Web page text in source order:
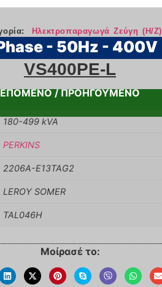
Ηλεκτροπαραγωγά Ζεύγη (Η/Ζ)
- 50Hz - 400V
VS400PE-L
ΕΠΟΜΕΝΟ / ΠΡΟΗΓΟΥΜΕΝΟ
Μοίρασέ το:
180-499 kVA
PERKINS
2206A-E13TAG2
LEROY SOMER
TAL046H